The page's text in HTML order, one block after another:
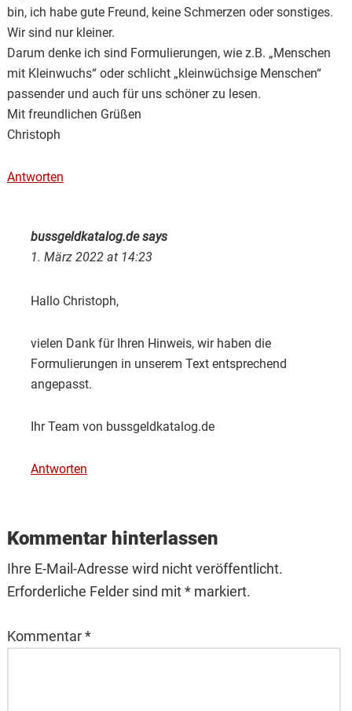
bin, ich habe gute Freund, keine Schmerzen oder sonstiges.
Wir sind nur kleiner.
Darum denke ich sind Formulierungen, wie z.B. „Menschen
mit Kleinwuchs“ oder schlicht „kleinwüchsige Menschen“
passender und auch für uns schöner zu lesen.
Mit freundlichen Grüßen
Christoph
Antworten
bussgeldkatalog.desays
1. März 2022 at 14:23
Hallo Christoph,
vielen Dank für Ihren Hinweis, wir haben die
Formulierungen in unserem Text entsprechend
angepasst.
Ihr Team von bussgeldkatalog.de
Antworten
Kommentar hinterlassen
Ihre E-Mail-Adresse wird nicht veröffentlicht.
Erforderliche Felder sind mit * markiert.
Kommentar*